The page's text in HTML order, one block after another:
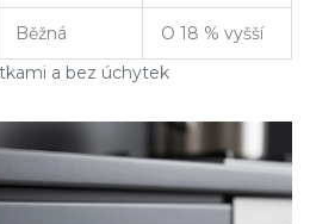
a bez úchytek
Běžná O 18 % vyšší